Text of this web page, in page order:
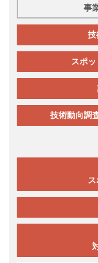
事
技
スポ
技術動向調